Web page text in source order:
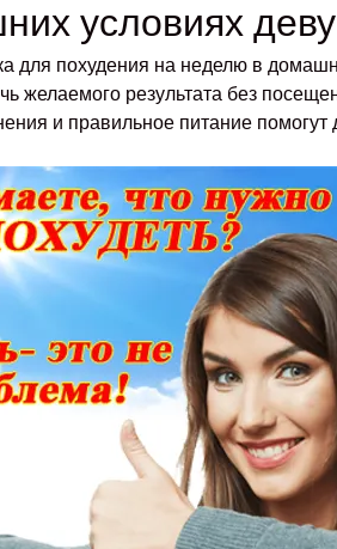
условиях
для похудения на неделю в
желаемого результата без
и правильное питание помогут